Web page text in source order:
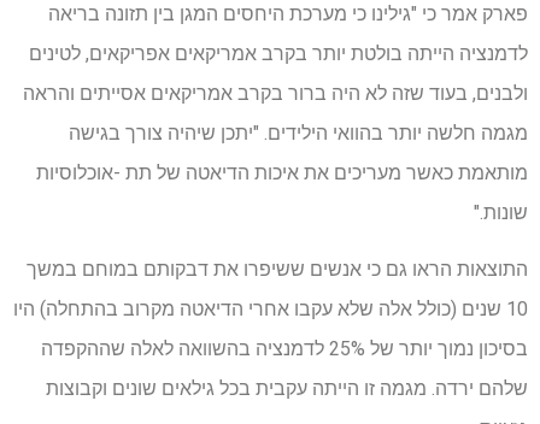
פארק אמר כי "גילינו כי מערכת היחסים המגן בין תזונה בריאה
לדמנציה הייתה בולטת יותר בקרב אמריקאים אפריקאים, לטינים
ולבנים, בעוד שזה לא היה ברור בקרב אמריקאים אסייתים והראה
מגמה חלשה יותר בהוואי הילידים. "יתכן שיהיה צורך בגישה
מותאמת כאשר מעריכים את איכות הדיאטה של ​​תת -אוכלוסיות
שונות."
התוצאות הראו גם כי אנשים ששיפרו את דבקותם במוחם במשך
10 שנים (כולל אלה שלא עקבו אחרי הדיאטה מקרוב בהתחלה) היו
בסיכון נמוך יותר של 25% לדמנציה בהשוואה לאלה שההקפדה
שלהם ירדה. מגמה זו הייתה עקבית בכל גילאים שונים וקבוצות